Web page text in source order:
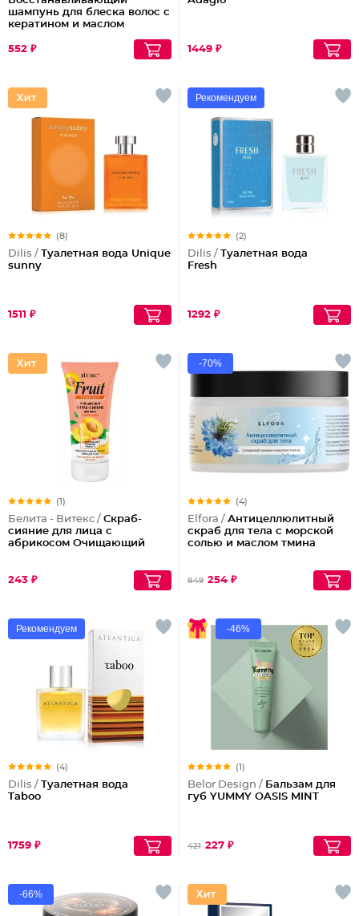
шампунь для блеска волос с
кератином и маслом
552 ₽
1449 ₽
(8)
Dilis / Туалетная вода Unique
sunny
1511 ₽
Рекомендуем
(2)
Dilis / Туалетная вода
Fresh
1292 ₽
(1)
Белита - Витекс / Скраб-
сияние для лица с
абрикосом Очищающий
243 ₽
-70%
(4)
Elfora / Антицеллюлитный
скраб для тела с морской
солью и маслом тмина
849 254 ₽
Рекомендуем
(4)
Dilis / Туалетная вода
Taboo
1759 ₽
-46%
(1)
Belor Design / Бальзам для
губ YUMMY OASIS MINT
421 227 ₽
-66%